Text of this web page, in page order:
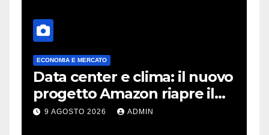
ECONOMIA E MERCATO
Data center e clima: il nuovo
progetto Amazon riapre il
dibattito sulle emissioni
9 AGOSTO 2026 ADMIN